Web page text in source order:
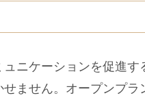
ニケーションを促進す
ません。オープンプ